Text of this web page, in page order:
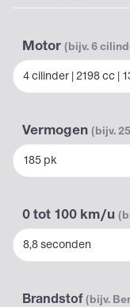
Motor (bijv. 6
4 cilinder | 2198 cc |
Vermogen (bijv.
185 pk
0 tot 100 km/u
8,8 seconden
Brandstof (bijv.